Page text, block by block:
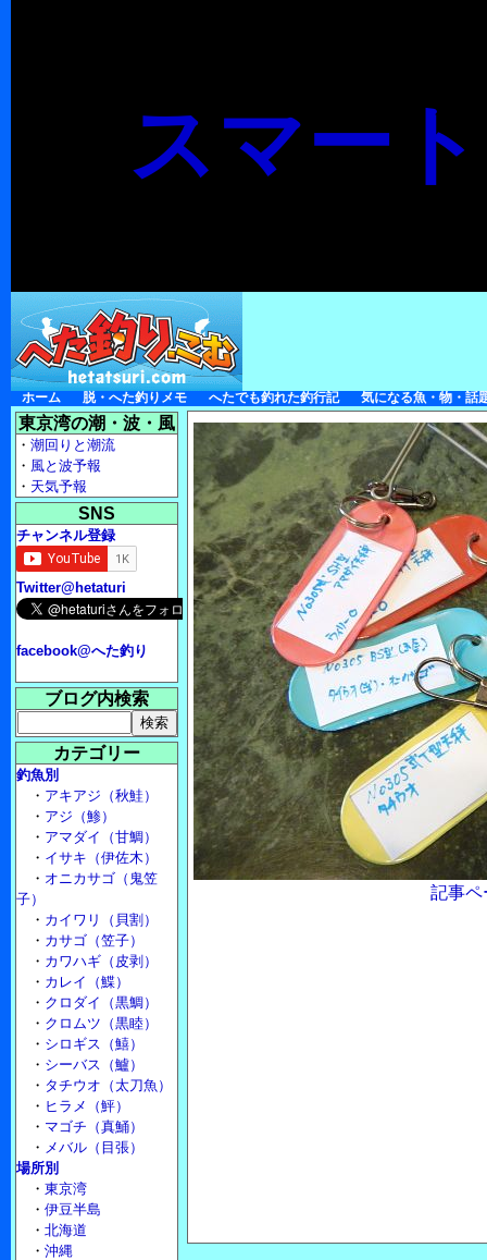
スマー
ホーム 脱・へた釣りメモ へたでも釣れた釣行記 気になる魚・物・話
記事ペ
東京湾の潮・波・風
・ 潮回りと潮流
・ 風と波予報
・ 天気予報
SNS
チャンネル登録
Twitter@hetaturi
facebook@へた釣り
ブログ内検索
カテゴリー
釣魚別
・ アキアジ（秋鮭）
・ アジ（鯵）
・ アマダイ（甘鯛）
・ イサキ（伊佐木）
・ オニカサゴ（鬼笠
子）
・ カイワリ（貝割）
・ カサゴ（笠子）
・ カワハギ（皮剥）
・ カレイ（鰈）
・ クロダイ（黒鯛）
・ クロムツ（黒睦）
・ シロギス（鱚）
・ シーバス（鱸）
・ タチウオ（太刀魚）
・ ヒラメ（鮃）
・ マゴチ（真鯒）
・ メバル（目張）
場所別
・ 東京湾
・ 伊豆半島
・ 北海道
・ 沖縄